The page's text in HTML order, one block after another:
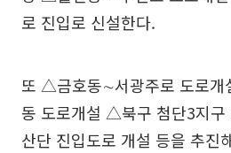
로 진입로 신설한다.
또 △금호동∼서광주로 도로
동 도로개설 △북구 첨단3지
산단 진입도로 개설 등을 추진